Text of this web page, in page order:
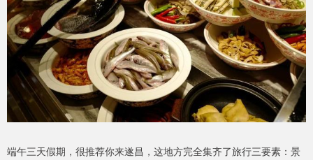
端午三天假期，很推荐你来遂昌，这地方完全集齐了旅行三要素：景